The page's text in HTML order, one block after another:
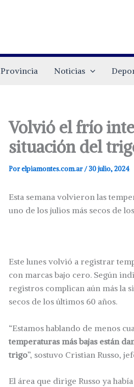
Provincia Noticias
Volvió el frío
situación del
Porelpiamontes.com.ar/30 julio, 2024
Esta semana volvieron las
uno de los julios más secos de
Este lunes volvió a registrar
con marcas bajo cero. Según
registros complican aún más la
secos de los últimos 60 años.
“Estamos hablando de menos
temperaturas más bajas están
trigo”, sostuvo Cristian Russo,
El área que dirige Russo ya